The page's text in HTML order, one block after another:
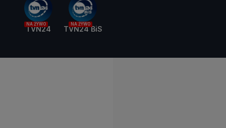
NA ŻYWO
TVN24
NA ŻYWO
TVN24 BiS